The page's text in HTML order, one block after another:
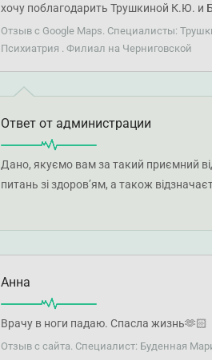
хочу поблагодарить Трушкиной К.Ю.
Отзыв с Google Maps. Специалисты:
Психиатрия . Филиал на Черниговской
Ответ от администрации
Дано, якуємо вам за такий приємний
питань зі здоров’ям, а також
Анна
Врачу в ноги падаю. Спасла жизнь🫶🏻
Отзыв с сайта. Специалист: Буденная